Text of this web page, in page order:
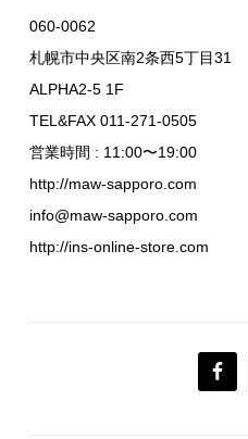
060-0062
札幌市中央区南2条西5丁目31
ALPHA2-5 1F
TEL&FAX 011-271-0505
営業時間 : 11:00〜19:00
http://maw-sapporo.com
info@maw-sapporo.com
http://ins-online-store.com